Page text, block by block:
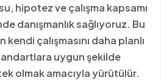
hipotez ve çalışma kapsamı
danışmanlık sağlıyoruz. Bu
kendi çalışmasını daha planlı
uygun şekilde
olmak amacıyla yürütülür.